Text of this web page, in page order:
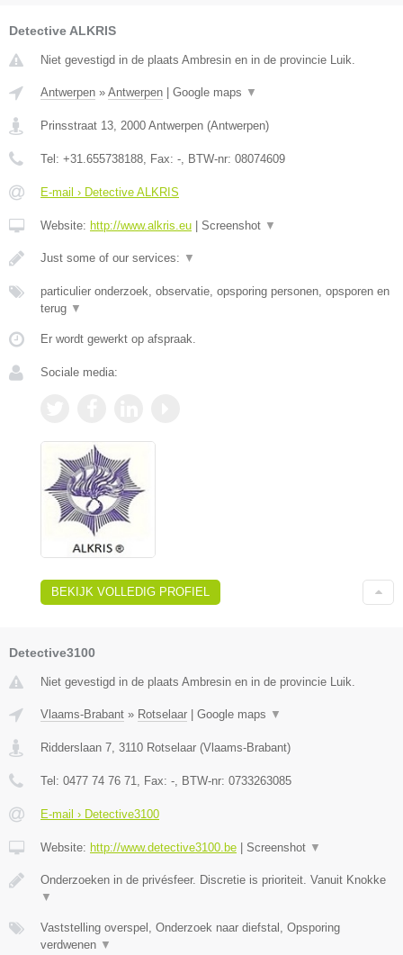
Detective ALKRIS
Niet gevestigd in de plaats Ambresin en in de provincie Luik.
Antwerpen » Antwerpen Google maps ▼
Prinsstraat 13 2000 Antwerpen (Antwerpen)
Tel: +31.655738188 , Fax: - , BTW-nr: 08074609
E-mail › Detective ALKRIS
Website: http://www.alkris.eu Screenshot ▼
Just some of our services: ▼
particulier onderzoek, observatie, opsporing personen, opsporen en
terug ▼
Er wordt gewerkt op afspraak.
Sociale media:
BEKIJK VOLLEDIG PROFIEL
Detective3100
Niet gevestigd in de plaats Ambresin en in de provincie Luik.
Vlaams-Brabant » Rotselaar Google maps ▼
Ridderslaan 7 3110 Rotselaar (Vlaams-Brabant)
Tel: 0477 74 76 71 , Fax: - , BTW-nr: 0733263085
E-mail › Detective3100
Website: http://www.detective3100.be Screenshot ▼
Onderzoeken in de privésfeer. Discretie is prioriteit. Vanuit Knokke
▼
Vaststelling overspel, Onderzoek naar diefstal, Opsporing
verdwenen ▼